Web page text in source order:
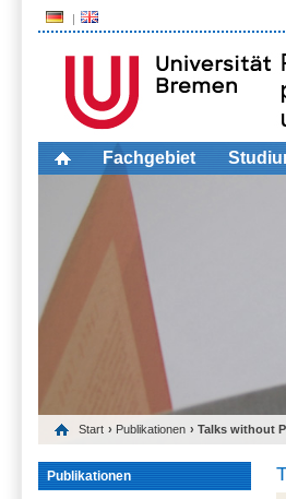
Fachgebiet
Start › Publikationen › Talks without
Publikationen